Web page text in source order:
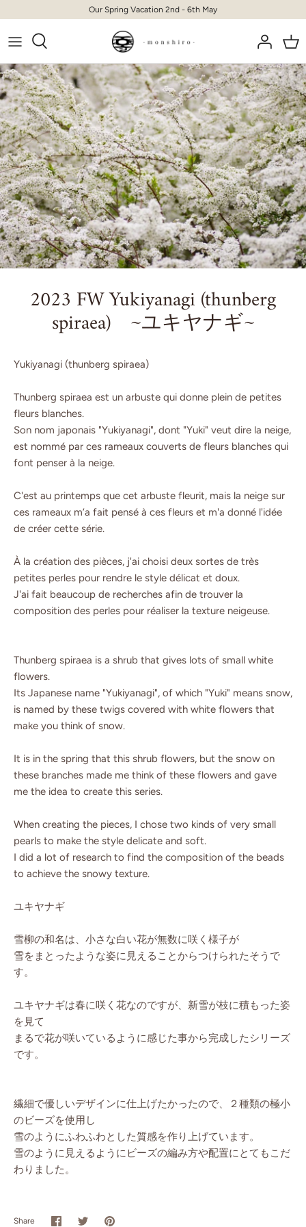
content
Our Spring Vacation 2nd - 6th May
2023 FW Yukiyanagi (thunberg
spiraea) ~ユキヤナギ~
Yukiyanagi (thunberg spiraea)
Thunberg spiraea est un arbuste qui donne plein de petites
fleurs blanches.
Son nom japonais "Yukiyanagi", dont "Yuki" veut dire la neige,
est nommé par ces rameaux couverts de fleurs blanches qui
font penser à la neige.
C'est au printemps que cet arbuste fleurit, mais la neige sur
ces rameaux m’a fait pensé à ces fleurs et m'a donné l'idée
de créer cette série.
À la création des pièces, j'ai choisi deux sortes de très
petites perles pour rendre le style délicat et doux.
J'ai fait beaucoup de recherches afin de trouver la
composition des perles pour réaliser la texture neigeuse.
Thunberg spiraea is a shrub that gives lots of small white
flowers.
Its Japanese name "Yukiyanagi", of which "Yuki" means snow,
is named by these twigs covered with white flowers that
make you think of snow.
It is in the spring that this shrub flowers, but the snow on
these branches made me think of these flowers and gave
me the idea to create this series.
When creating the pieces, I chose two kinds of very small
pearls to make the style delicate and soft.
I did a lot of research to find the composition of the beads
to achieve the snowy texture.
ユキヤナギ
雪柳の和名は、小さな白い花が無数に咲く様子が
雪をまとったような姿に見えることからつけられたそうで
す。
ユキヤナギは春に咲く花なのですが、新雪が枝に積もった姿
を見て
まるで花が咲いているように感じた事から完成したシリーズ
です。
繊細で優しいデザインに仕上げたかったので、２種類の極小
のビーズを使用し
雪のようにふわふわとした質感を作り上げています。
雪のように見えるようにビーズの編み方や配置にとてもこだ
わりました。
Share
ShareSharePin